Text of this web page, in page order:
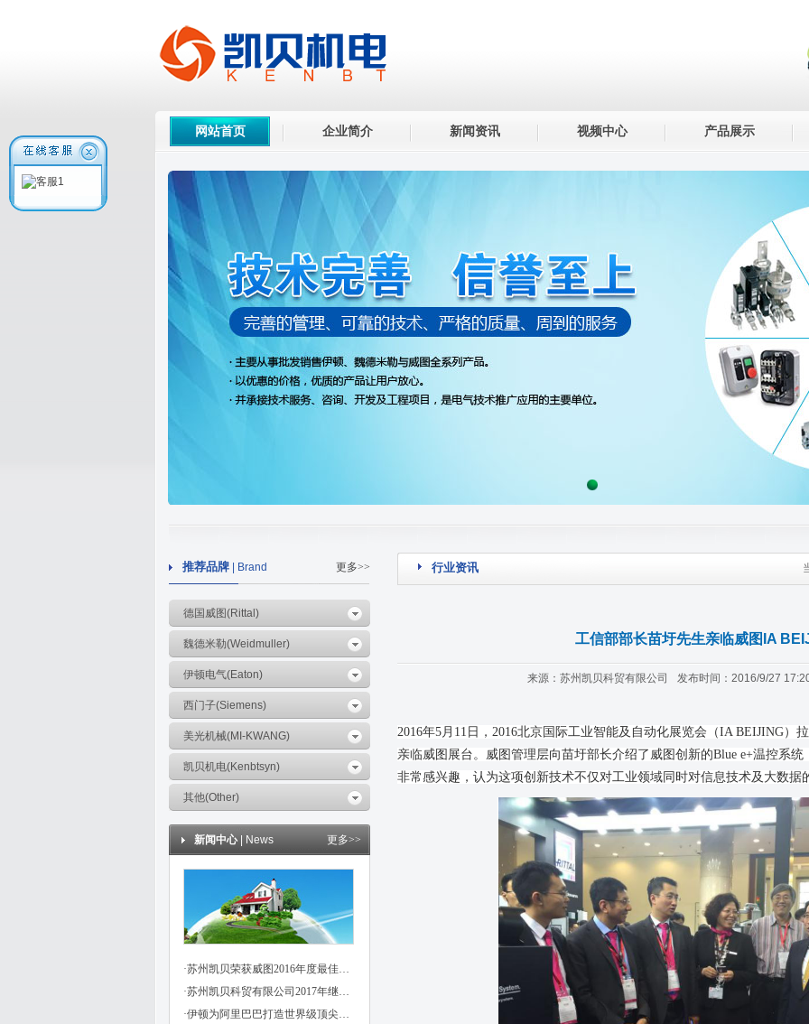
网站首页 企业简介 新闻资讯 视频中心 产品展示
更多>>
推荐品牌 | Brand
德国威图(Rittal)
魏德米勒(Weidmuller)
伊顿电气(Eaton)
西门子(Siemens)
美光机械(MI-KWANG)
凯贝机电(Kenbtsyn)
其他(Other)
更多>>
新闻中心| News
·苏州凯贝荣获威图2016年度最佳信用伙伴奖
·苏州凯贝科贸有限公司2017年继续成为威图，魏德米勒，伊顿代理商
·伊顿为阿里巴巴打造世界级顶尖数据中心
行业资讯
工信部部长苗圩先生亲临威图IA
来源：苏州凯贝科贸有限公司 发布时间：2016/9/27
2016年5月11日，2016北京国际工业智能及自动化展览会（IA BEIJING）
亲临威图展台。威图管理层向苗圩部长介绍了威图创新的Blue e+温控系
非常感兴趣，认为这项创新技术不仅对工业领域同时对信息技术及大数据